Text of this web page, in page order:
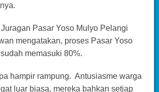
Pasar Yoso Mulyo Pelangi
mengatakan, proses Pasar Yoso
memasuki 80%.
hampir rampung. Antusiasme warga
luar biasa, mereka bahkan setiap